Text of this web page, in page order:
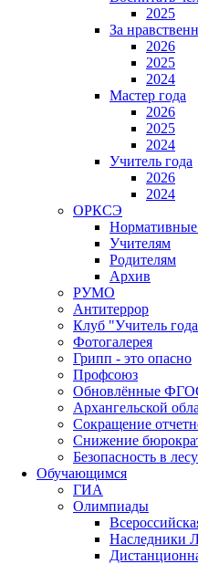
2025
За
2026
2025
2024
Мастер года
2026
2025
2024
Учитель года
2026
2024
ОРКСЭ
Учителям
Родителям
Архив
РУМО
Антитеррор
Клуб "Учитель
Фотогалерея
Грипп - это опасно
Профсоюз
Обновлённые
Архангельской
Сокращение
Снижение
Безопасность в лесу
Обучающимся
ГИА
Олимпиады
Наследники